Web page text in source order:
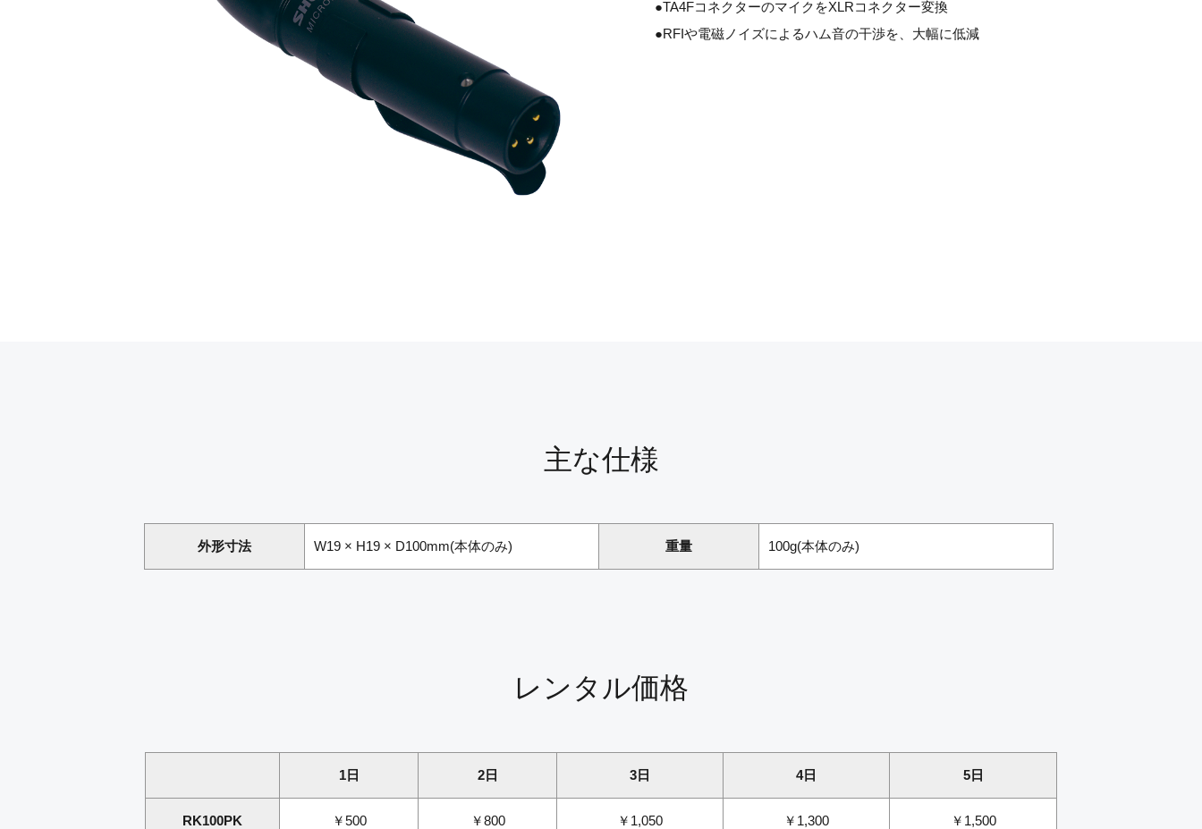
●TA4FコネクターのマイクをXLRコネクター変換
●RFIや電磁ノイズによるハム音の干渉を、大幅に低減
主な仕様
外形寸法 W19 × H19 × D100mm(本体のみ) 重量 100g(本体のみ)
レンタル価格
1日 2日 3日 4日 5日
RK100PK
￥500 ￥800 ￥1,050 ￥1,300 ￥1,500